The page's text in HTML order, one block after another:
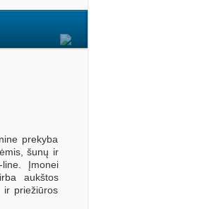
prekyba
šunų ir
Įmonei
aukštos
ir priežiūros